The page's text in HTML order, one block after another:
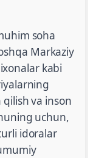
soha
Markaziy
kabi
va inson
uchun,
idoralar